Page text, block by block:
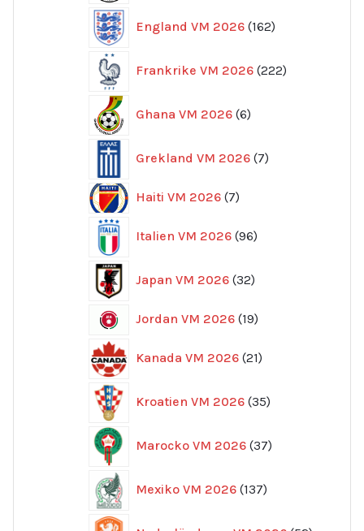
England VM 2026 162
produkter
Frankrike VM 2026 222
produkter
Ghana VM 2026 6
produkter
Grekland VM 2026 7
produkter
Haiti VM 2026 77
Italien VM 2026 96
produkter
Japan VM 2026 32
produkter
Jordan VM 2026 1919
Kanada VM 2026 21
produkter
Kroatien VM 2026 35
produkter
Marocko VM 2026 37
produkter
Mexiko VM 2026 137
produkter